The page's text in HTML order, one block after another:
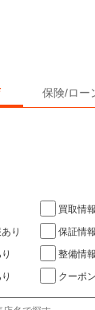
保険/ロー
り
買取情
保証情
整備情
クーポ